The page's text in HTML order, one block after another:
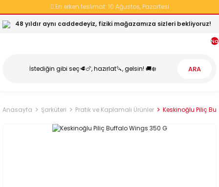
En erken teslimat: 10 Ağustos, Pazartesi
48 yıldır aynı caddedeyiz, fiziki mağazamıza sizleri bekliyoruz!
ARA
Anasayfa Şarküteri Pratik ve Kaplamalı Ürünler Keskinoğlu Piliç